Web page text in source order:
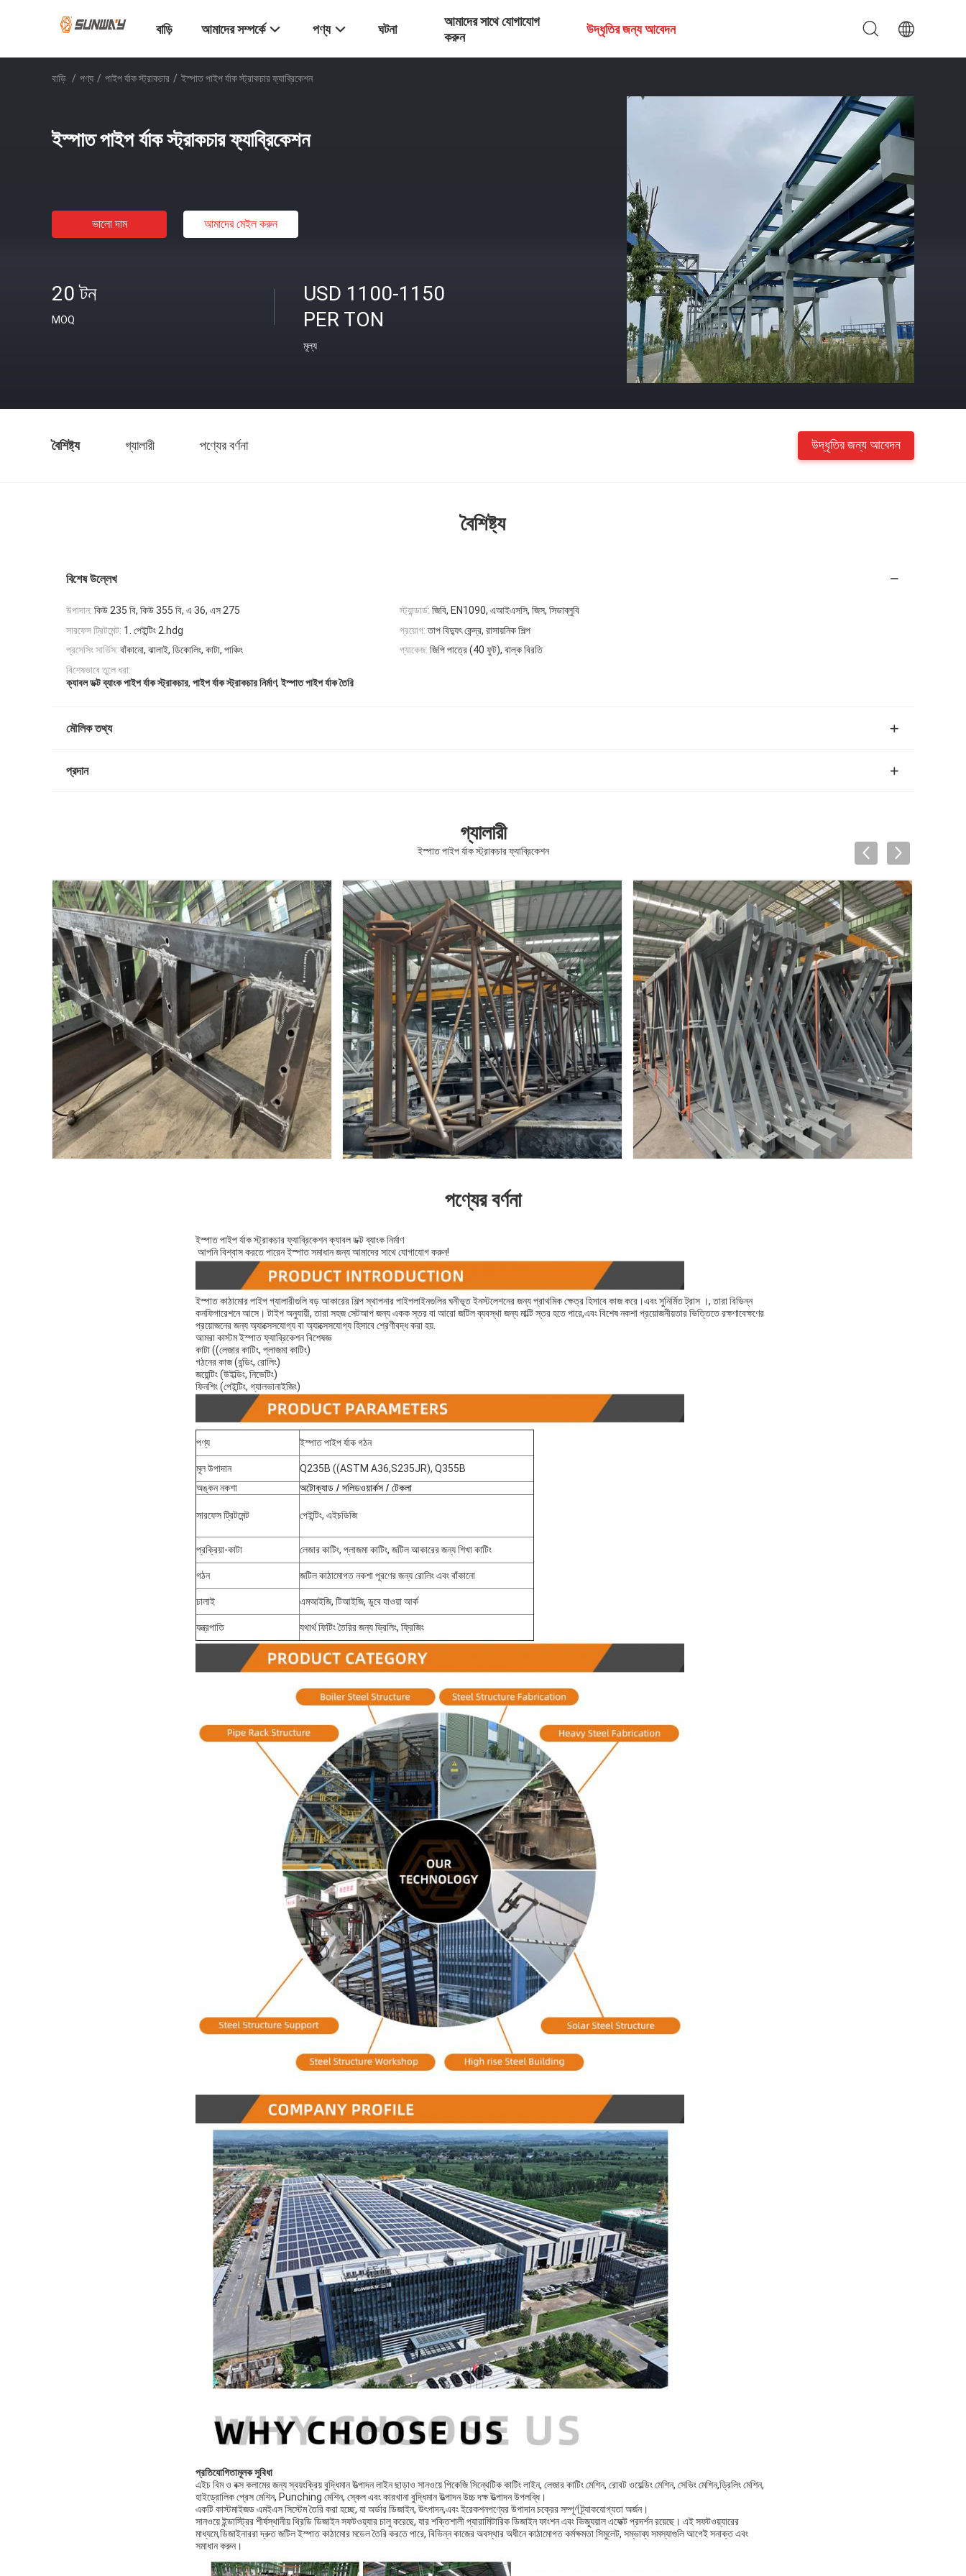
বাড়ি আমাদের সম্পর্কে পণ্য ঘটনা
আমাদের সাথে যোগাযোগ
করুন
উদ্ধৃতির জন্য আবেদন
বাড়ি / পণ্য / পাইপ র্যাক স্ট্রাকচার / ইস্পাত পাইপ র্যাক স্ট্রাকচার ফ্যাব্রিকেশন
ইস্পাত পাইপ র্যাক স্ট্রাকচার ফ্যাব্রিকেশন
ভালো দাম আমাদের মেইল ​​করুন
20 টন
MOQ
USD 1100-1150
PER TON
মূল্য
বৈশিষ্ট্য গ্যালারী পণ্যের বর্ণনা উদ্ধৃতির জন্য আবেদন
বৈশিষ্ট্য
বিশেষ উল্লেখ
উপাদান: কিউ 235 বি, কিউ 355 বি, এ 36, এস 275 স্ট্যান্ডার্ড: জিবি, EN1090, এআইএসসি, জিস, সিডাব্লুবি
সারফেস ট্রিটমেন্ট: 1. পেইন্টিং 2.hdg প্রয়োগ: তাপ বিদ্যুৎ কেন্দ্র, রাসায়নিক শিল্প
প্রসেসিং সার্ভিস: বাঁকানো, ঝালাই, ডিকোলিং, কাটা, পাঞ্চিং প্যাকেজ: জিপি পাত্রে (40 ফুট), বাল্ক বিরতি
বিশেষভাবে তুলে ধরা:
ক্যাবল ডক্ট ব্যাংক পাইপ র্যাক স্ট্রাকচার, পাইপ র্যাক স্ট্রাকচার নির্মাণ,ইস্পাত পাইপ র্যাক তৈরি
মৌলিক তথ্য
প্রদান
গ্যালারী
ইস্পাত পাইপ র্যাক স্ট্রাকচার ফ্যাব্রিকেশন
পণ্যের বর্ণনা
ইস্পাত পাইপ র্যাক স্ট্রাকচার ফ্যাব্রিকেশন ক্যাবল ডক্ট ব্যাংক নির্মাণ
আপনি বিশ্বাস করতে পারেন ইস্পাত সমাধান জন্য আমাদের সাথে যোগাযোগ করুন!
ইস্পাত কাঠামোর পাইপ গ্যালারীগুলি বড় আকারের শিল্প স্থাপনার পাইপলাইনগুলির ঘনীভূত ইনস্টলেশনের জন্য প্রাথমিক ক্ষেত্র হিসাবে কাজ করে।এবং সুনির্মিত ট্রাস ।, তারা বিভিন্ন
কনফিগারেশনে আসে। টাইপ অনুযায়ী, তারা সহজ সেটআপ জন্য একক স্তর বা আরো জটিল ব্যবস্থা জন্য মাল্টি স্তর হতে পারে,এবং বিশেষ নকশা প্রয়োজনীয়তার ভিত্তিতে রক্ষণাবেক্ষণের
প্রয়োজনের জন্য অ্যাক্সেসযোগ্য বা অ্যাক্সেসযোগ্য হিসাবে শ্রেণীবদ্ধ করা হয়.
আমরা কাস্টম ইস্পাত ফ্যাব্রিকেশন বিশেষজ্ঞ
কাটা ((লেজার কাটিং, প্লাজমা কাটিং)
গঠনের কাজ (বন্ডিং, রোলিং)
জয়েন্টিং (উইল্ডিং, নিভেটিং)
ফিনশিং (পেইন্টিং, গ্যালভানাইজিং)
পণ্য ইস্পাত পাইপ র্যাক গঠন
মূল উপাদান
Q235B ((ASTM A36,S235JR), Q355B
অঙ্কন নকশা
অটোক্যাড / সলিডওয়ার্কস / টেকলা
সারফেস ট্রিটমেন্ট পেইন্টিং, এইচডিজি
প্রক্রিয়া-কাটা লেজার কাটিং, প্লাজমা কাটিং, জটিল আকারের জন্য শিখা কাটিং
গঠন জটিল কাঠামোগত নকশা পূরণের জন্য রোলিং এবং বাঁকানো
ঢালাই এমআইজি, টিআইজি, ডুবে যাওয়া আর্ক
যন্ত্রপাতি যথার্থ ফিটিং তৈরির জন্য ড্রিলিং, ফ্রিজিং
প্রতিযোগিতামূলক সুবিধা
এইচ বিম ও বক্স কলামের জন্য স্বয়ংক্রিয় বুদ্ধিমান উত্পাদন লাইন ছাড়াও সানওয়ে পিকেজি সিন্থেটিক কাটিং লাইন, লেজার কাটিং মেশিন, রোবট ওয়েল্ডিং মেশিন, সেভিং মেশিন,ড্রিলিং মেশিন,
হাইড্রোলিক প্রেস মেশিন, Punching মেশিন, স্কেল এবং কারখানা বুদ্ধিমান উত্পাদন উচ্চ দক্ষ উত্পাদন উপলব্ধি।
একটি কাস্টমাইজড এমইএস সিস্টেম তৈরি করা হচ্ছে, যা অর্ডার ডিজাইন, উৎপাদন,এবং ইরেকশনপণ্যের উপাদান চক্রের সম্পূর্ণ ট্র্যাকযোগ্যতা অর্জন।
সানওয়ে ইন্ডাস্ট্রির শীর্ষস্থানীয় থ্রিডি ডিজাইন সফটওয়্যার চালু করেছে, যার শক্তিশালী প্যারামিটারিক ডিজাইন ফাংশন এবং ভিজ্যুয়াল এফেক্ট প্রদর্শন রয়েছে। এই সফটওয়্যারের
মাধ্যমে,ডিজাইনাররা দ্রুত জটিল ইস্পাত কাঠামোর মডেল তৈরি করতে পারে, বিভিন্ন কাজের অবস্থার অধীনে কাঠামোগত কর্মক্ষমতা সিমুলেট, সম্ভাব্য সমস্যাগুলি আগেই সনাক্ত এবং
সমাধান করুন।